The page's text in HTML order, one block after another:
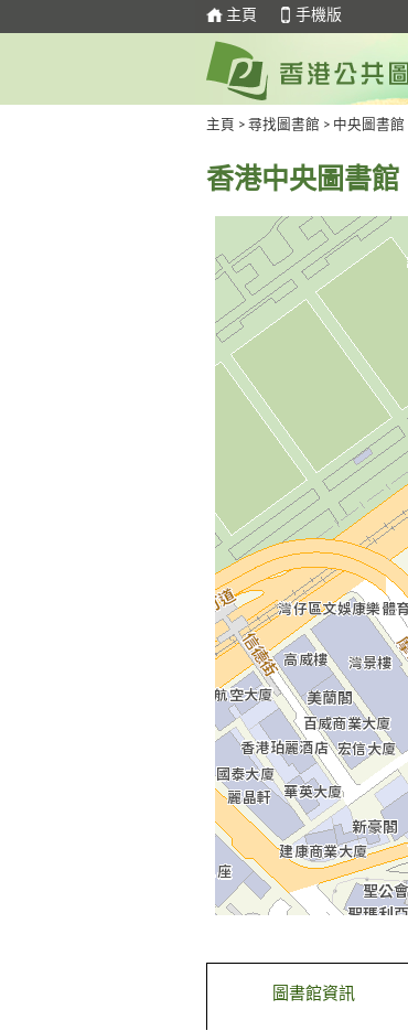
主頁 手機版
主頁 > 尋找圖書館 > 中央圖書館
香港中央圖書館
圖書館資訊
去標籤內容
去前一個標籤
去
下
一
個
標
籤
Skip
to
select
tab